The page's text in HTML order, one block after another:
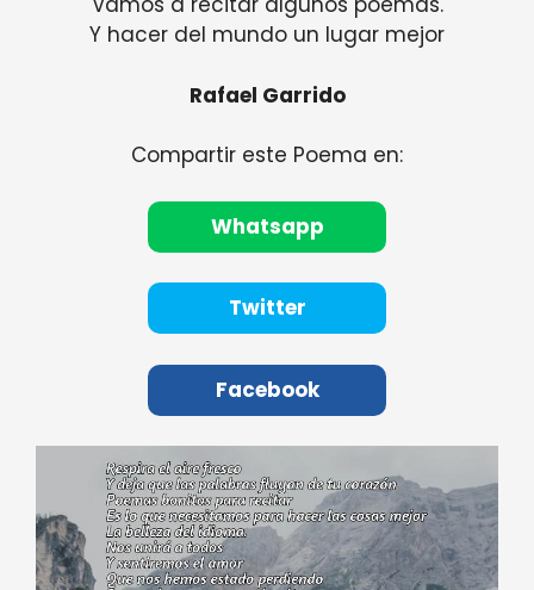
Y hacer del mundo un lugar mejor
Rafael Garrido
Compartir este Poema en:
Whatsapp
Twitter
Facebook